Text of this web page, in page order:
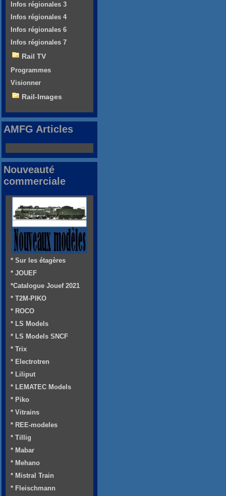
Infos régionales 3
Infos régionales 4
Infos régionales 6
Infos régionales 7
Rail TV
Programmes
Visionner
Rail-Images
AMFG Articles
Nouveauté
commerciale
* Sur les étagères
* JOUEF
*Catalogue Jouef 2021
* T2M-PIKO
* ROCO
* LS Models
* LS Models SNCF
* Trix
* Electrotren
* Liliput
* LEMATEC Models
* Piko
* Vitrains
* REE-modeles
* Tillig
* Mabar
* Mehano
* Mistral Train
* Fleischmann